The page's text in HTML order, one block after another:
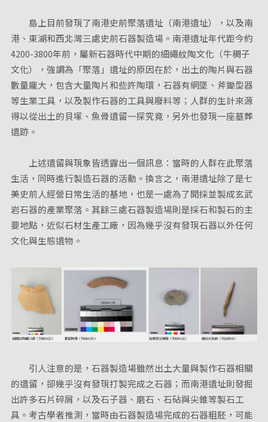
島上目前發現了南港史前聚落遺址（南港遺址），以及南
港、東湖和西北灣三處史前石器製造場。南港遺址年代距今約
4200-3800年前，屬新石器時代中期的細繩紋陶文化（牛稠子
文化），強調為「聚落」遺址的原因在於，出土的陶片與石器
數量龐大，包含大量陶片和些許陶環，石器有網墜、斧鋤型器
等生業工具，以及製作石器的工具與廢料等；人群的生計來源
得以從出土的貝塚、魚骨遺留一探究竟，另外也發現一座墓葬
遺跡。
上述遺留與現象皆透露出一個訊息：當時的人群在此聚落
生活，同時進行製造石器的活動。換言之，南港遺址除了是七
美史前人經營日常生活的基地，也是一處為了開採並製成玄武
岩石器的產業聚落。其餘三處石器製造場則是採石和製石的主
要地點，近似石材生產工廠，因為幾乎沒有發現石器以外任何
文化與生態遺物。
引人注意的是，石器製造場雖然出土大量與製作石器相關
的遺留，卻幾乎沒有發現打製完成之石器；而南港遺址則發掘
出許多石片碎屑，以及石子器、磨石、石砧與尖錐等製石工
具。考古學者推測，當時由石器製造場完成的石器粗胚，可能